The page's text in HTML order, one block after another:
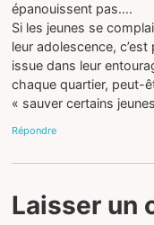
épanouissent pas….
Si les jeunes se
leur adolescence,
issue dans leur
chaque quartier, peut-
« sauver certains
Répondre
Laisser un